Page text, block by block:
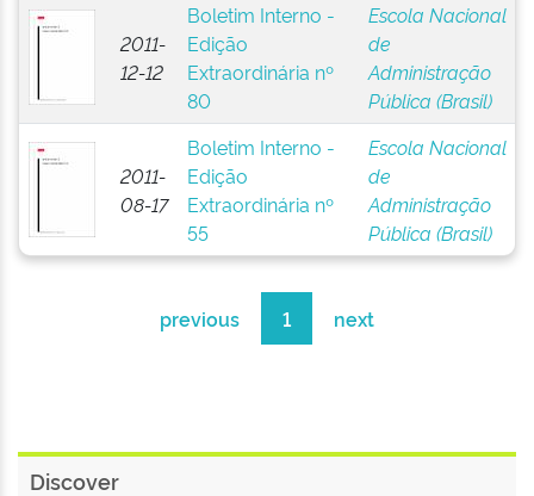
2011-
12-12
Boletim Interno -
Edição
Extraordinária nº
80
Escola Nacional
de
Administração
Pública (Brasil)
2011-
08-17
Boletim Interno -
Edição
Extraordinária nº
55
Escola Nacional
de
Administração
Pública (Brasil)
previous 1 next
Discover